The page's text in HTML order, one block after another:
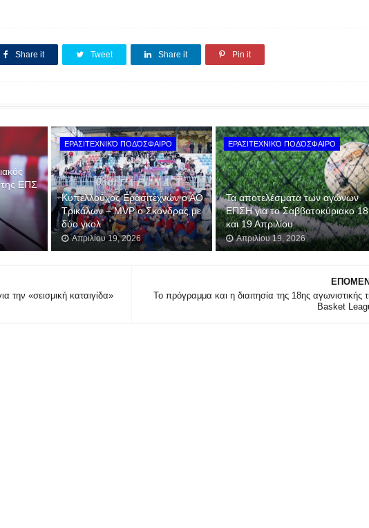
Share it Tweet Share it Pin it
της ΕΠΣ
ΕΡΑΣΙΤΕΧΝΙΚΌ ΠΟΔΌΣΦΑΙΡΟ
Κυπελλούχος Ερασιτεχνών ο ΑΟ
Τρικάλων – MVP ο Σκόνδρας με
δύο γκολ
Απριλίου 19, 2026
ΕΡΑΣΙΤΕΧΝΙΚΌ ΠΟΔΌΣΦΑΙΡΟ
Τα αποτελέσματα των αγώνων
ΕΠΣΗ για το Σαββατοκύριακο 18
και 19 Απριλίου
Απριλίου 19, 2026
Το πρόγραμμα και η διαιτησία της 18ης αγωνιστικής
Basket
την «σεισμική καταιγίδα»